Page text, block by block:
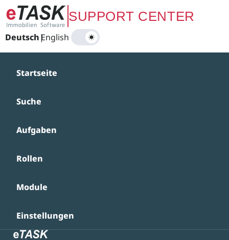
Zum Hauptinhalt springenSUPPORT CENTER
Deutsch|
English
Startseite
Suche
Aufgaben
Rollen
Module
Einstellungen